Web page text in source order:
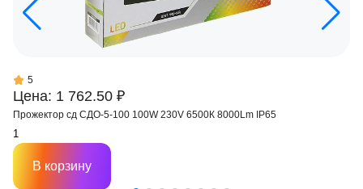
Цена: 1 762.50 ₽
5
Прожектор сд СДО-5-100 100W 230V 6500К 8000Lm IP65
В корзину